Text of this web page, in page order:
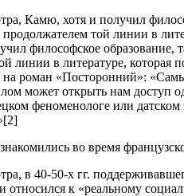
Камю, хотя и получил
той линии в
философское образование,
линии в литературе, которая
на роман «Посторонний»:
может открыть нам доступ
феноменологе или
во время
в 40-50-х гг.
относился к «реальному